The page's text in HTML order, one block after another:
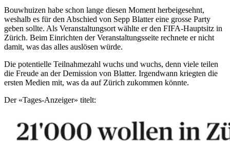
Bouwhuizen habe schon lange diesen Moment herbeigesehnt,
weshalb es für den Abschied von Sepp Blatter eine grosse Party
geben sollte. Als Veranstaltungsort wählte er den FIFA-Hauptsitz in
Zürich. Beim Einrichten der Veranstaltungsseite rechnete er nicht
damit, was das alles auslösen würde.
Die potentielle Teilnahmezahl wuchs und wuchs, denn viele teilen
die Freude an der Demission von Blatter. Irgendwann kriegten die
ersten Medien mit, was da auf Zürich zukommen könnte.
Der «Tages-Anzeiger» titelt: